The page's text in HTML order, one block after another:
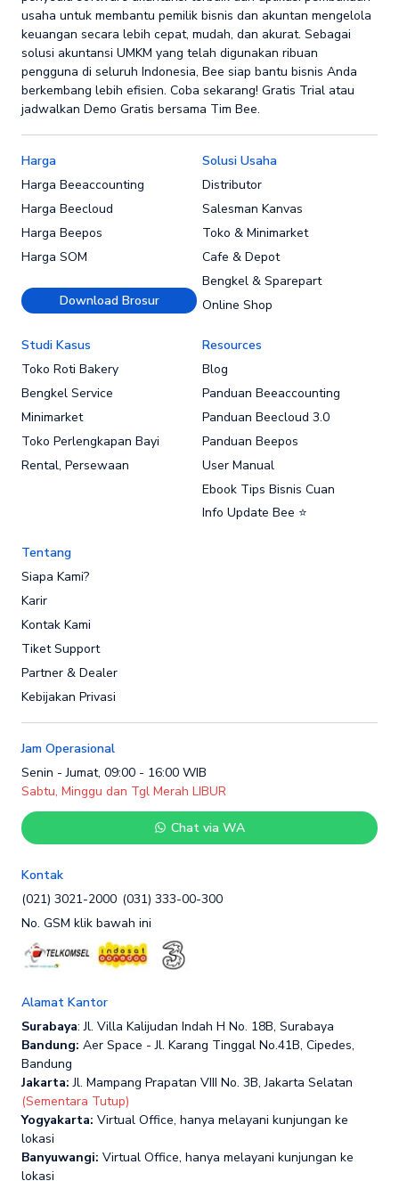
usaha untuk membantu pemilik bisnis dan akuntan mengelola
keuangan secara lebih cepat, mudah, dan akurat. Sebagai
solusi akuntansi UMKM yang telah digunakan ribuan
pengguna di seluruh Indonesia, Bee siap bantu bisnis Anda
berkembang lebih efisien. Coba sekarang! Gratis Trial atau
jadwalkan Demo Gratis bersama Tim Bee.
Harga
Harga Beeaccounting
Harga Beecloud
Harga Beepos
Harga SOM
Download Brosur
Solusi Usaha
Distributor
Salesman Kanvas
Toko & Minimarket
Cafe & Depot
Bengkel & Sparepart
Online Shop
Studi Kasus
Toko Roti Bakery
Bengkel Service
Minimarket
Toko Perlengkapan Bayi
Rental, Persewaan
Resources
Blog
Panduan Beeaccounting
Panduan Beecloud 3.0
Panduan Beepos
User Manual
Ebook Tips Bisnis Cuan
Info Update Bee ⭐
Tentang
Siapa Kami?
Karir
Kontak Kami
Tiket Support
Partner & Dealer
Kebijakan Privasi
Jam Operasional
Senin - Jumat, 09:00 - 16:00 WIB
Sabtu, Minggu dan Tgl Merah LIBUR
Chat via WA
Kontak
(021) 3021-2000 (031) 333-00-300
No. GSM klik bawah ini
Alamat Kantor
Surabaya: Jl. Villa Kalijudan Indah H No. 18B, Surabaya
Bandung: Aer Space - Jl. Karang Tinggal No.41B, Cipedes,
Bandung
Jakarta: Jl. Mampang Prapatan VIII No. 3B, Jakarta Selatan
(Sementara Tutup)
Yogyakarta: Virtual Office, hanya melayani kunjungan ke
lokasi
Banyuwangi: Virtual Office, hanya melayani kunjungan ke
lokasi